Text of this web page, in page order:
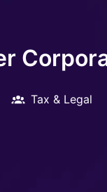
Tax & Legal